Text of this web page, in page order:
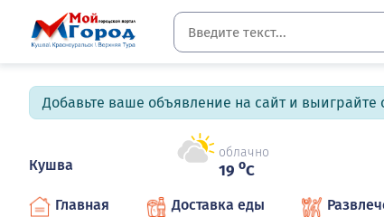
Добавьте ваше объявление на сайт и выиграйте
Кушва
облачно
19 oC
Главная Доставка еды